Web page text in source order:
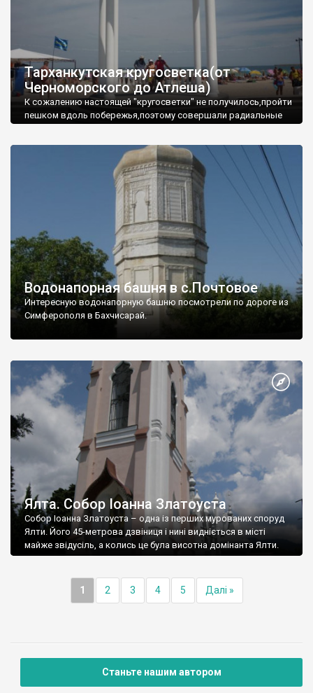
Тарханкутская кругосветка(от
Черноморского до Атлеша)
К сожалению настоящей "кругосветки" не получилось,пройти
пешком вдоль побережья,поэтому совершали радиальные
Водонапорная башня в с.Почтовое
Интересную водонапорную башню посмотрели по дороге из
Симферополя в Бахчисарай.
Ялта. Собор Іоанна Златоуста
Собор Іоанна Златоуста – одна із перших мурованих споруд
Ялти. Його 45-метрова дзвіниця і нині видніється в місті
майже звідусіль, а колись це була висотна домінанта Ялти.
1 2 3 4 5 Далі »
Станьте нашим автором